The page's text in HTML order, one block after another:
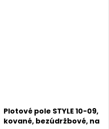
Plotové pole STYLE 10-09,
kované, bezúdržbové, na